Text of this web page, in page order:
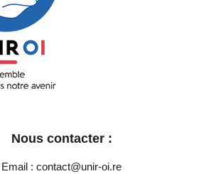
notre avenir
Nous contacter :
Email : contact@unir-oi.re